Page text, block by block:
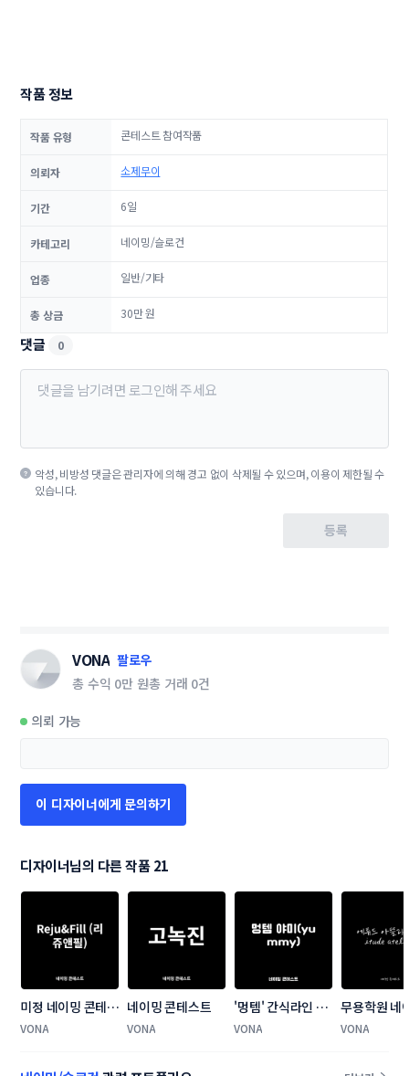
작품 정보
작품 유형 콘테스트 참여작품
의뢰자 소제무이
기간 6일
카테고리 네이밍/슬로건
업종 일반/기타
총 상금 30만 원
댓글 0
악성, 비방성 댓글은 관리자에 의해 경고 없이 삭제될 수 있으며, 이용이 제한될 수
있습니다.
등록
VONA 팔로우
총 수익 0만 원총 거래 0건
의뢰 가능
이 디자이너에게 문의하기
디자이너님의 다른 작품 21
미정 네이밍 콘테스
트
VONA
네이밍 콘테스트
VONA
'멍템' 간식라인 네
이밍 콘테스트
VONA
무용학원 네
테스트
VONA